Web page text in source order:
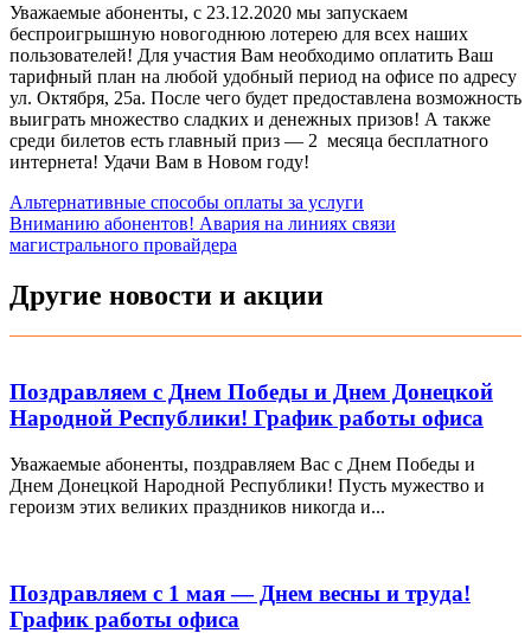
Уважаемые абоненты, с 23.12.2020 мы запускаем
беспроигрышную новогоднюю лотерею для всех наших
пользователей! Для участия Вам необходимо оплатить Ваш
тарифный план на любой удобный период на офисе по адресу
ул. Октября, 25а. После чего будет предоставлена возможность
выиграть множество сладких и денежных призов! А также
среди билетов есть главный приз — 2 месяца бесплатного
интернета! Удачи Вам в Новом году!
Навигация
по
Альтернативные способы оплаты за услуги
Вниманию абонентов! Авария на линиях связи
магистрального провайдера
Другие новости и акции
Поздравляем с Днем Победы и Днем Донецкой
Народной Республики! График работы офиса
Уважаемые абоненты, поздравляем Вас с Днем Победы и
Днем Донецкой Народной Республики! Пусть мужество и
героизм этих великих праздников никогда и...
Поздравляем с 1 мая — Днем весны и труда!
График работы офиса